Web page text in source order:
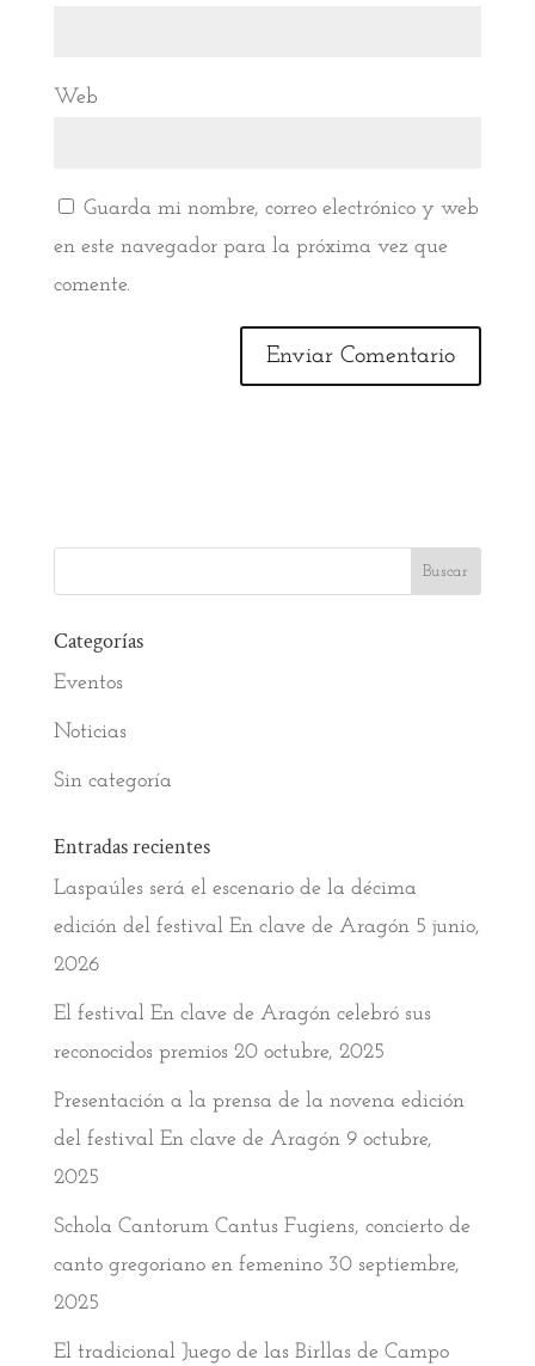
Web
Guarda mi nombre, correo electrónico y web
en este navegador para la próxima vez que
comente.
Categorías
Eventos
Noticias
Sin categoría
Entradas recientes
Laspaúles será el escenario de la décima
edición del festival En clave de Aragón 5 junio,
2026
El festival En clave de Aragón celebró sus
reconocidos premios 20 octubre, 2025
Presentación a la prensa de la novena edición
del festival En clave de Aragón 9 octubre,
2025
Schola Cantorum Cantus Fugiens, concierto de
canto gregoriano en femenino 30 septiembre,
2025
El tradicional Juego de las Birllas de Campo